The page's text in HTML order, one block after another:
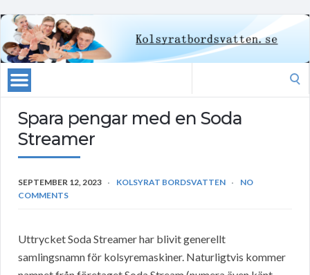
Spara pengar med en Soda
Streamer
SEPTEMBER 12, 2023 KOLSYRAT BORDSVATTEN
NO
COMMENTS
Uttrycket Soda Streamer har blivit generellt
samlingsnamn för kolsyremaskiner. Naturligtvis kommer